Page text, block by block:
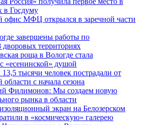
в Госдуму
офис МФЦ открылся в заречной части
завершены работы по
дворовых территориях
роща в Вологде стала
«есенинской» душой
тысячи человек пострадали от
с начала сезона
Филимонов: Мы создаем новую
рынка в области
экран на Белозерском
в «космическую» галерею